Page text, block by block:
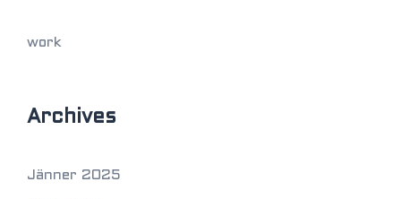
work
Archives
Jänner 2025